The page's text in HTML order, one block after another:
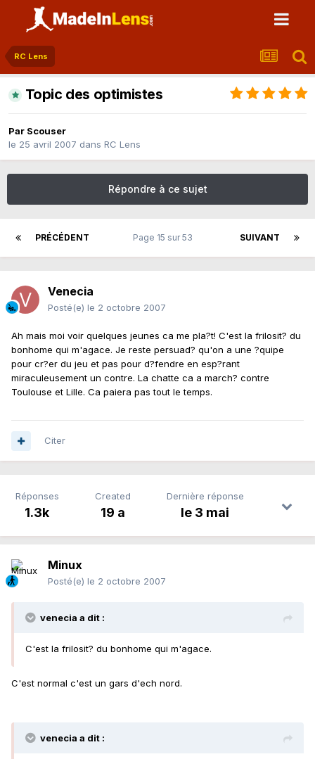
RC Lens
Topic des optimistes
Par Scouser
le 25 avril 2007 dans RC Lens
Répondre à ce sujet
PRÉCÉDENT SUIVANT
Page 15 sur 53
Venecia
Posté(e) le 2 octobre 2007
Ah mais moi voir quelques jeunes ca me pla?t! C'est la frilosit? du
bonhome qui m'agace. Je reste persuad? qu'on a une ?quipe
pour cr?er du jeu et pas pour d?fendre en esp?rant
miraculeusement un contre. La chatte ca a march? contre
Toulouse et Lille. Ca paiera pas tout le temps.
Citer
Réponses
1.3k
Created
19 a
Dernière réponse
le 3 mai
Minux
Posté(e) le 2 octobre 2007
venecia a dit :
C'est la frilosit? du bonhome qui m'agace.
C'est normal c'est un gars d'ech nord.
venecia a dit :